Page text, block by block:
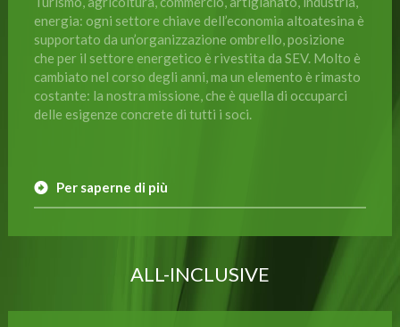
energia: ogni settore chiave dell’economia altoatesina è
supportato da un’organizzazione ombrello, posizione
che per il settore energetico è rivestita da SEV. Molto è
cambiato nel corso degli anni, ma un elemento è rimasto
costante: la nostra missione, che è quella di occuparci
delle esigenze concrete di tutti i soci.
Per saperne di più
ALL-INCLUSIVE